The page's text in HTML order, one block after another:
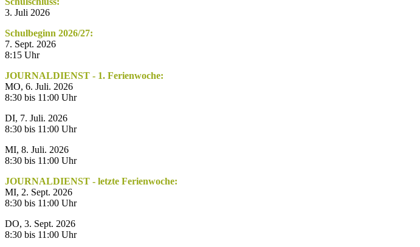
3. Juli 2026
Schulbeginn 2026/27:
7. Sept. 2026
8:15 Uhr
JOURNALDIENST - 1. Ferienwoche:
MO, 6. Juli. 2026
8:30 bis 11:00 Uhr
DI, 7. Juli. 2026
8:30 bis 11:00 Uhr
MI, 8. Juli. 2026
8:30 bis 11:00 Uhr
JOURNALDIENST - letzte Ferienwoche:
MI, 2. Sept. 2026
8:30 bis 11:00 Uhr
DO, 3. Sept. 2026
8:30 bis 11:00 Uhr